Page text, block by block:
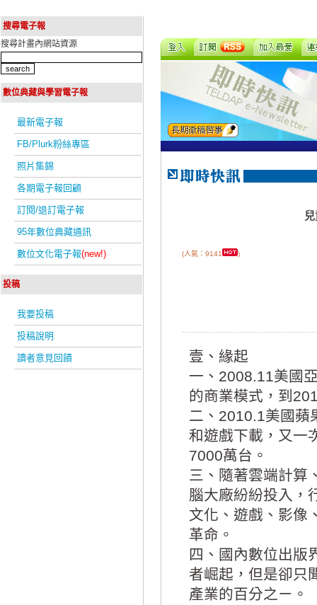
搜尋電子報
搜尋計畫內網站資源
數位典藏與學習電子報
最新電子報
FB/Plurk粉絲專區
照片集錦
各期電子報回顧
訂閱/退訂電子報
95年數位典藏通訊
數位文化電子報(new!)
投稿
我要投稿
投稿說明
讀者意見回饋
(人氣：9141 )
壹、緣起
一、2008.11美國
的商業模式，到
二、2010.1美國蘋
和遊戲下載，又一
7000萬台。
三、隨著雲端計算
腦大廠紛紛投入，
文化、遊戲、影像
革命。
四、國內數位出版
者崛起，但是卻只
產業的百分之ㄧ。